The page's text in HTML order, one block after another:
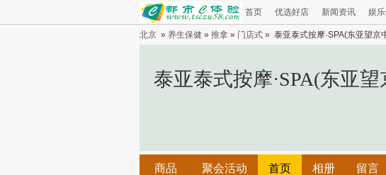
首页 优选好店 新闻资讯 娱
北京 » 养生保健 » 推拿 » 门店式 » 泰亚泰式按摩·SPA(东亚望京
泰亚泰式按摩·SPA(东亚
商品 聚会活动 首页 相册 留言